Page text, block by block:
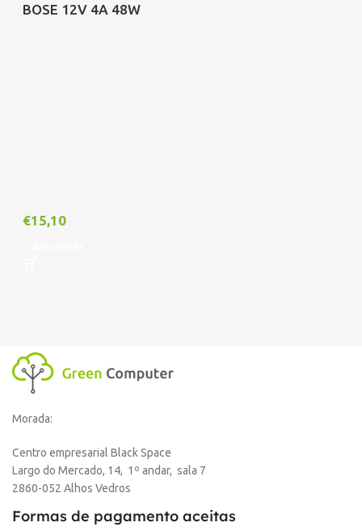
BOSE 12V 4A 48W
€15,10
Morada:
Centro empresarial Black Space
Largo do Mercado, 14, 1º andar, sala 7
2860-052 Alhos Vedros
Formas de pagamento aceitas